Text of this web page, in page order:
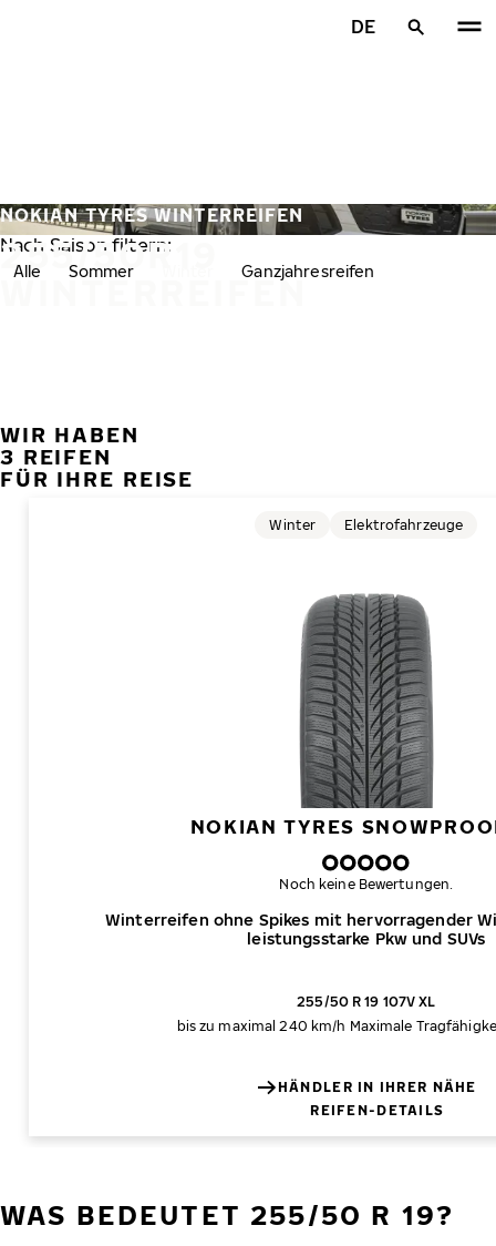
DE
255/50R19
WINTERREIFEN
NOKIAN TYRES WINTERREIFEN
Nach Saison filtern:
Alle Sommer Ganzjahresreifen
WIR HABEN
3 REIFEN
FÜR IHRE REISE
NOKIAN TYRES
Winterreifen ohne Spikes mit hervorragender
leistungsstarke Pkw und SUVs
Winter Elektrofahrzeuge
Noch keine Bewertungen.
255/50 R 19 107V XL
bis zu maximal 240 km/h Maximale
HÄNDLER IN IHRER NÄHE
REIFEN-DETAILS
WAS BEDEUTET 255/50 R 19?